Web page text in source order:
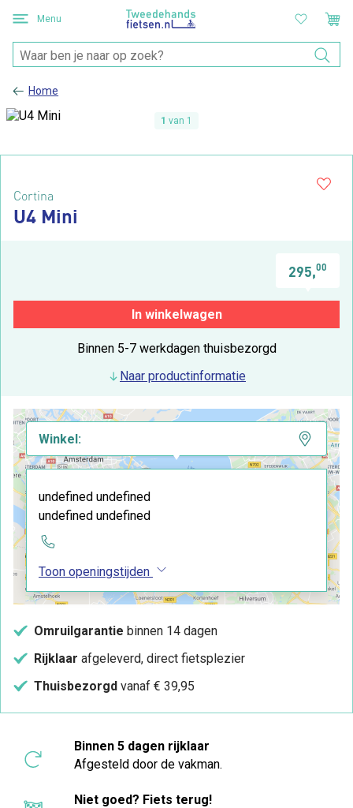
Menu
Home
1 van 1
Cortina
U4 Mini
295,00
In winkelwagen
Binnen 5-7 werkdagen thuisbezorgd
Naar productinformatie
Winkel:
undefined undefined
undefined undefined
Toon openingstijden
Omruilgarantie binnen 14 dagen
Rijklaar afgeleverd, direct fietsplezier
Thuisbezorgd vanaf € 39,95
Binnen 5 dagen rijklaar
Afgesteld door de vakman.
Niet goed? Fiets terug!